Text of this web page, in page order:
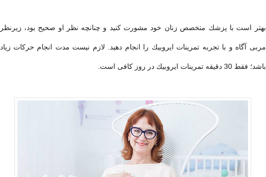
بهتر است با پزشك متخصص زنان خود مشورت كنید و چنانچه نظر او صحیح بود، زیرنظر
مربی آگاه و با تجربه تمرینات ایروبیك را انجام دهید. لازم نیست مدت انجام حركات زیاد
باشد؛ فقط 30 دقیقه تمرینات ایروبیك در روز كافی است.